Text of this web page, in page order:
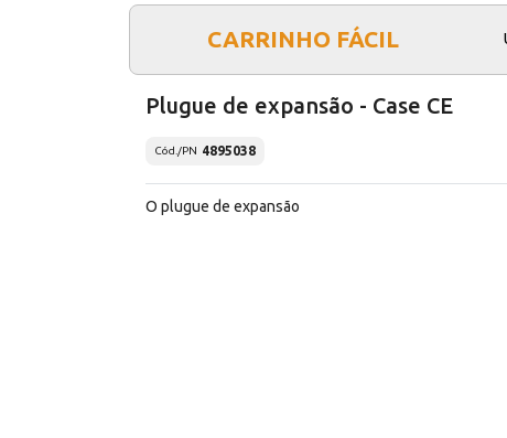
CARRINHO FÁCIL
Plugue de expansão - Case CE
Cód./PN 4895038
O plugue de expansão